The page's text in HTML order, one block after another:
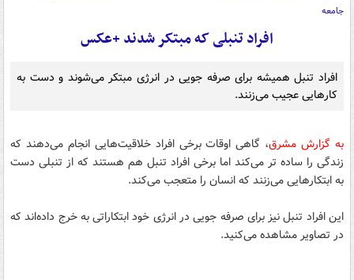
جامعه
افراد تنبلی که مبتکر شدند +عکس
افراد تنبل همیشه برای صرفه جویی در انرژی مبتکر می‌شوند و دست به
کارهایی عجیب می‌زنند.
به گزارش مشرق، گاهی اوقات برخی افراد خلاقیت‌هایی انجام می‌دهند که
زندگی را ساده تر می‌کند اما برخی افراد تنبل هم هستند که از تنبلی دست
به ابتکارهایی می‌زنند که انسان را متعجب می‌کند.
این افراد تنبل نیز برای صرفه جویی در انرژی خود ابتکاراتی به خرج داده‌اند که
در تصاویر مشاهده می‌کنید.